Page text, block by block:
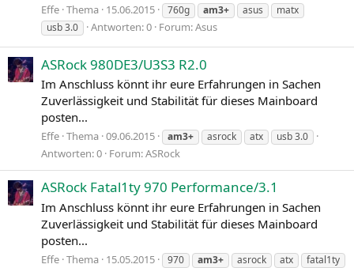
Effe Thema 15.06.2015 760g am3+ asus
matx
usb 3.0
Antworten: 0 Forum:Asus
ASRock 980DE3/U3S3 R2.0
Im Anschluss könnt ihr eure Erfahrungen in Sachen
Zuverlässigkeit und Stabilität für dieses Mainboard
posten...
Effe Thema 09.06.2015 am3+ asrock atx usb 3.0
Antworten: 0 Forum:ASRock
ASRock Fatal1ty 970 Performance/3.1
Im Anschluss könnt ihr eure Erfahrungen in Sachen
Zuverlässigkeit und Stabilität für dieses Mainboard
posten...
Effe Thema 15.05.2015 970 am3+ asrock atx fatal1ty